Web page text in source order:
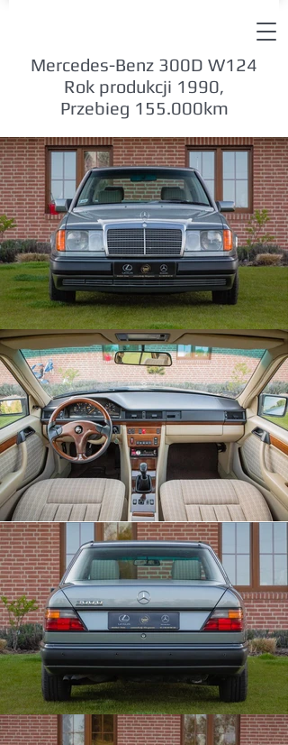
Mercedes-Benz 300D W124
Rok produkcji 1990,
Przebieg 155.000km